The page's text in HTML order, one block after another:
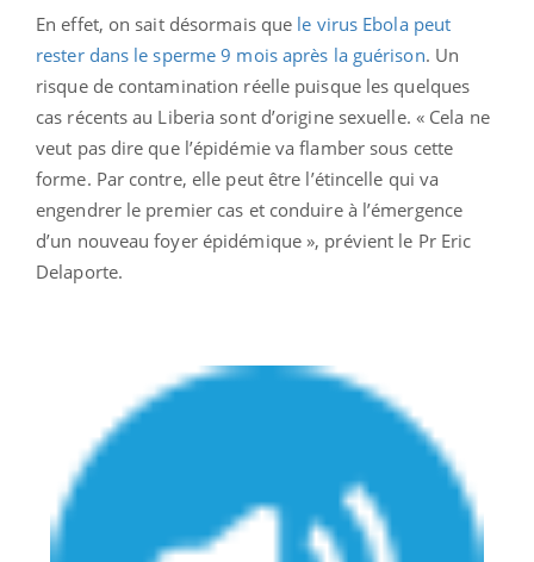
En effet, on sait désormais que le virus Ebola peut
rester dans le sperme 9 mois après la guérison. Un
risque de contamination réelle puisque les quelques
cas récents au Liberia sont d’origine sexuelle. « Cela ne
veut pas dire que l’épidémie va flamber sous cette
forme. Par contre, elle peut être l’étincelle qui va
engendrer le premier cas et conduire à l’émergence
d’un nouveau foyer épidémique », prévient le Pr Eric
Delaporte.